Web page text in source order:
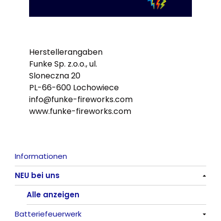
Herstellerangaben
Funke Sp. z.o.o., ul.
Sloneczna 20
PL-66-600 Lochowiece
info@funke-fireworks.com
www.funke-fireworks.com
Informationen
NEU bei uns
Alle anzeigen
Batteriefeuerwerk